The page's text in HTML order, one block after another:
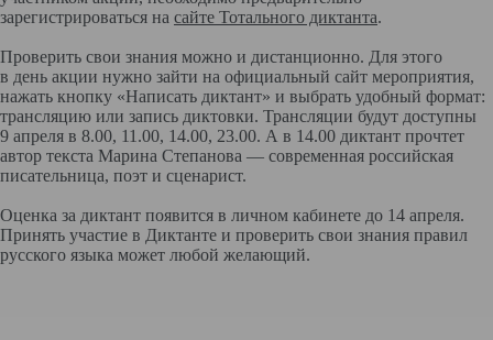
зарегистрироваться на сайте Тотального диктанта.
Проверить свои знания можно и дистанционно. Для этого
в день акции нужно зайти на официальный сайт мероприятия,
нажать кнопку «Написать диктант» и выбрать удобный формат:
трансляцию или запись диктовки. Трансляции будут доступны
9 апреля в 8.00, 11.00, 14.00, 23.00. А в 14.00 диктант прочтет
автор текста Марина Степанова — современная российская
писательница, поэт и сценарист.
Оценка за диктант появится в личном кабинете до 14 апреля.
Принять участие в Диктанте и проверить свои знания правил
русского языка может любой желающий.